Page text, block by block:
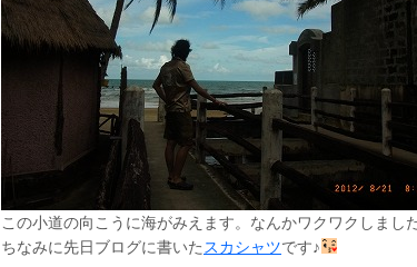
この小道の向こうに海がみえます。なんかワクワクしまし
ちなみに先日ブログに書いた スカシャツです♪